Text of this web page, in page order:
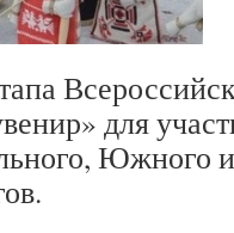
для
Южного